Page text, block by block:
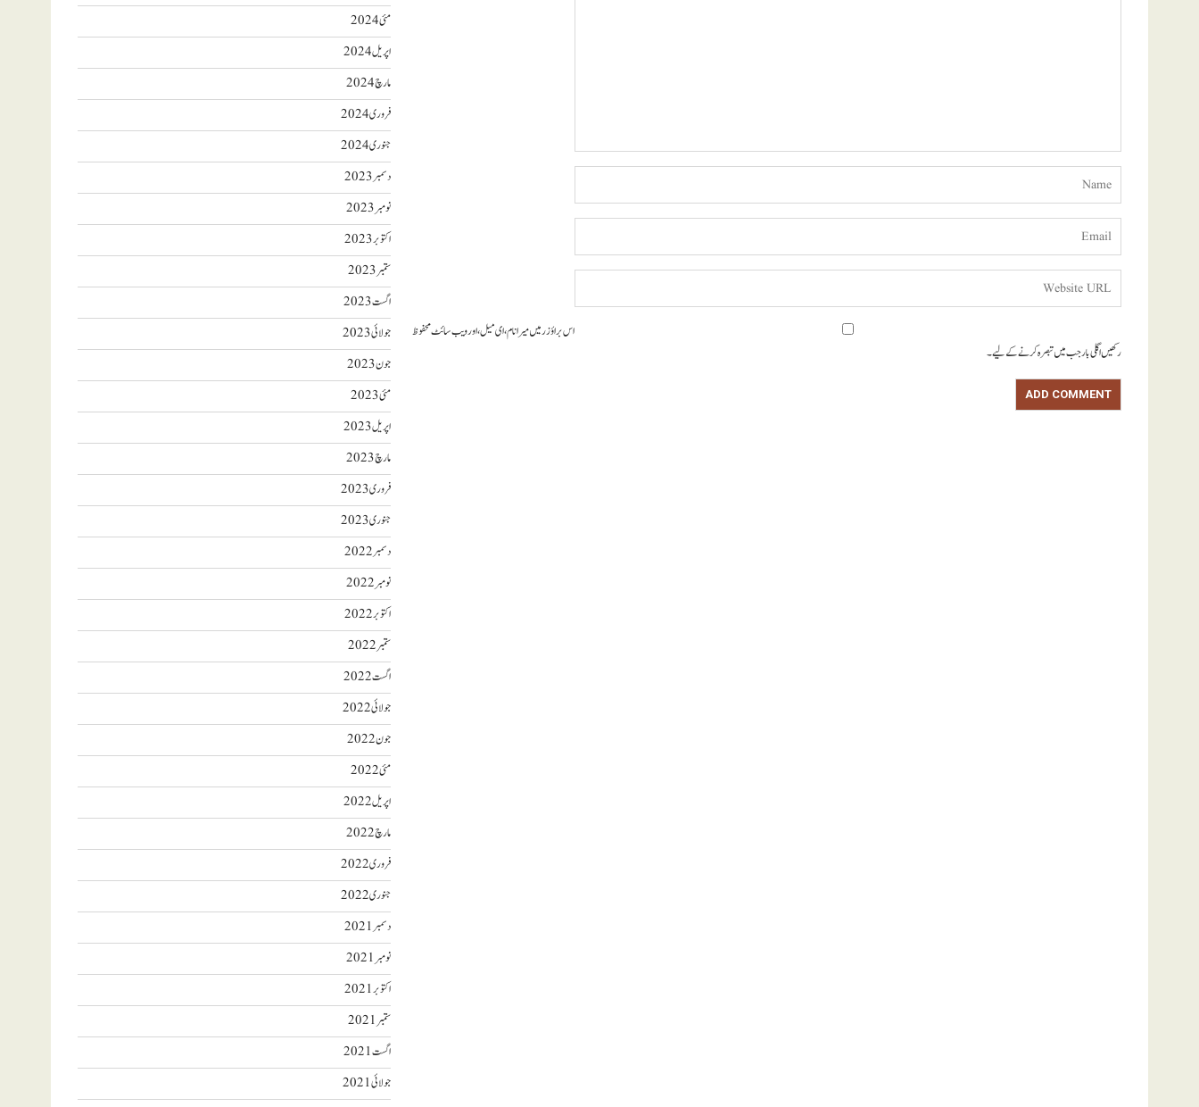
اس براؤزر میں میرا نام، ای میل، اور ویب سائٹ محفوظ
رکھیں اگلی بار جب میں تبصرہ کرنے کےلیے۔
مئی 2024
اپریل 2024
مارچ 2024
فروری 2024
جنوری 2024
دسمبر 2023
نومبر 2023
اکتوبر 2023
ستمبر 2023
اگست 2023
جولائی 2023
جون 2023
مئی 2023
اپریل 2023
مارچ 2023
فروری 2023
جنوری 2023
دسمبر 2022
نومبر 2022
اکتوبر 2022
ستمبر 2022
اگست 2022
جولائی 2022
جون 2022
مئی 2022
اپریل 2022
مارچ 2022
فروری 2022
جنوری 2022
دسمبر 2021
نومبر 2021
اکتوبر 2021
ستمبر 2021
اگست 2021
جولائی 2021